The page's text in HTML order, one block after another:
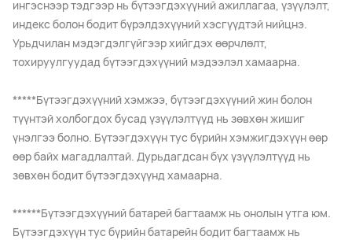
ингэснээр тэдгээр нь бүтээгдэхүүний ажиллагаа, үзүүлэлт,
индекс болон бодит бүрэлдэхүүний хэсгүүдтэй нийцнэ.
Урьдчилан мэдэгдэлгүйгээр хийгдэх өөрчлөлт,
тохируулгуудад бүтээгдэхүүний мэдээлэл хамаарна.
*****Бүтээгдэхүүний хэмжээ, бүтээгдэхүүний жин болон
түүнтэй холбогдох бусад үзүүлэлтүүд нь зөвхөн жишиг
үнэлгээ болно. Бүтээгдэхүүн тус бүрийн хэмжигдэхүүн өөр
өөр байх магадлалтай. Дурьдагдсан бүх үзүүлэлтүүд нь
зөвхөн бодит бүтээгдэхүүнд хамаарна.
******Бүтээгдэхүүний батарей багтаамж нь онолын утга юм.
Бүтээгдэхүүн тус бүрийн батарейн бодит багтаамж нь